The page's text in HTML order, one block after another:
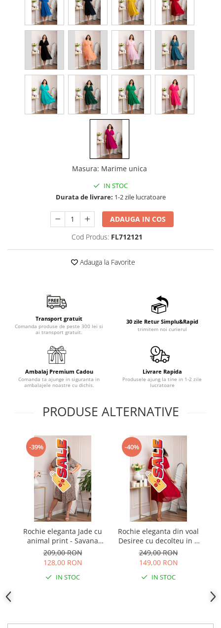
Masura: Marime unica
IN STOC
Durata de livrare: 1-2 zile lucratoare
ADAUGA IN COS
Cod Produs: FL712121
Adauga la Favorite
Transport gratuit
Comanda produse de peste 300 lei si
ai transport gratuit.
30 zile Retur Simplu&Rapid
trimitem noi curierul
Ambalaj Premium Cadou
Comanda ta ajunge in siguranta in
ambalajele noastre cu dichis.
Livrare Rapida
Produsele ajung la tine in 1-2 zile
lucratoare
PRODUSE ALTERNATIVE
-39%
Rochie eleganta Jade cu
animal print - Savana
Sunrise
209,00 RON
128,00 RON
IN STOC
-40%
Rochie eleganta din voal
Desiree cu decolteu in V
si curea - Grena
249,00 RON
149,00 RON
IN STOC